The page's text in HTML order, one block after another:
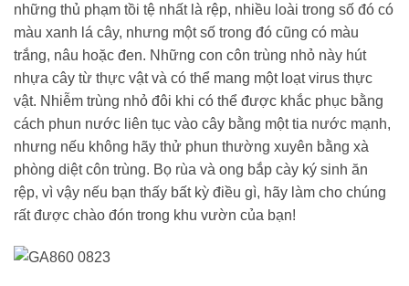
những thủ phạm tồi tệ nhất là rệp, nhiều loài trong số đó có
màu xanh lá cây, nhưng một số trong đó cũng có màu
trắng, nâu hoặc đen. Những con côn trùng nhỏ này hút
nhựa cây từ thực vật và có thể mang một loạt virus thực
vật. Nhiễm trùng nhỏ đôi khi có thể được khắc phục bằng
cách phun nước liên tục vào cây bằng một tia nước mạnh,
nhưng nếu không hãy thử phun thường xuyên bằng xà
phòng diệt côn trùng. Bọ rùa và ong bắp cày ký sinh ăn
rệp, vì vậy nếu bạn thấy bất kỳ điều gì, hãy làm cho chúng
rất được chào đón trong khu vườn của bạn!